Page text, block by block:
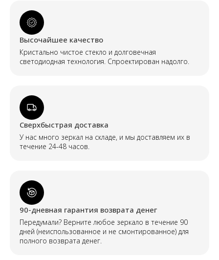
Высочайшее качество
Кристально чистое стекло и долговечная
светодиодная технология. Спроектирован надолго.
Сверхбыстрая доставка
У нас много зеркал на складе, и мы доставляем их в
течение 24-48 часов.
90-дневная гарантия возврата денег
Передумали? Верните любое зеркало в течение 90
дней (неиспользованное и не смонтированное) для
полного возврата денег.